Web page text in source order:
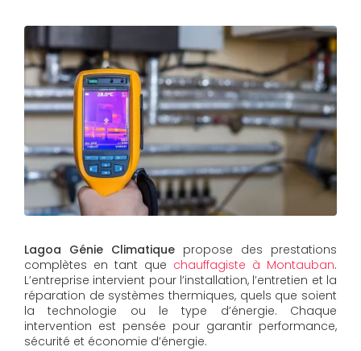
Lagoa Génie Climatique propose des prestations
complètes en tant que chauffagiste à Montauban.
L’entreprise intervient pour l’installation, l’entretien et la
réparation de systèmes thermiques, quels que soient
la technologie ou le type d’énergie. Chaque
intervention est pensée pour garantir performance,
sécurité et économie d’énergie.